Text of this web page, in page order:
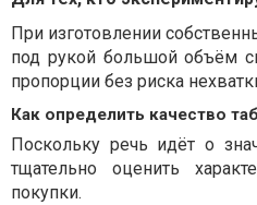
При изготовлении
под рукой большой объём
пропорции без риска
Как определить качество
Поскольку речь идёт о
тщательно оценить
покупки.